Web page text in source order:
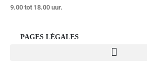
9.00 tot 18.00 uur.
PAGES LÉGALES